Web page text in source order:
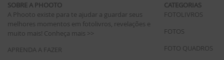
SOBRE A PHOOTO
A Phooto existe para te ajudar a guardar seus
melhores momentos em fotolivros, revelações e
muito mais! Conheça mais >>
APRENDA A FAZER
CATEGORIAS
FOTOLIVROS
FOTOS
FOTO QUADROS